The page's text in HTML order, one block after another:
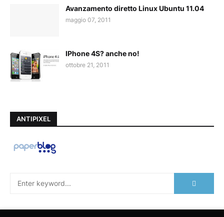
Avanzamento diretto Linux Ubuntu 11.04
maggio 07, 2011
IPhone 4S? anche no!
ottobre 21, 2011
ANTIPIXEL